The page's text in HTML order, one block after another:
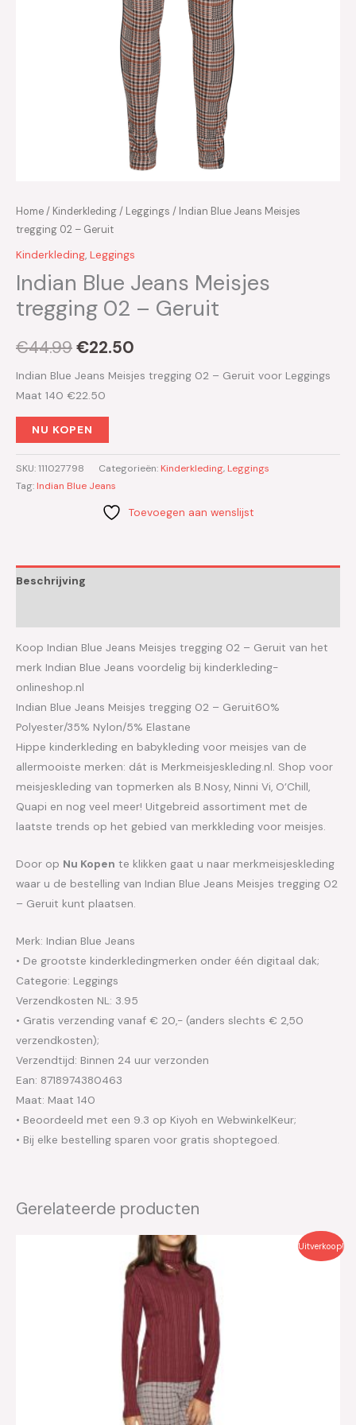
Home/ Kinderkleding/ Leggings / Indian Blue Jeans Meisjes
tregging 02 – Geruit
Kinderkleding, Leggings
Indian Blue Jeans Meisjes
tregging 02 – Geruit
€44.99€22.50
Indian Blue Jeans Meisjes tregging 02 – Geruit voor Leggings
Maat 140 €22.50
NU KOPEN
SKU:111027798 Categorieën: Kinderkleding, Leggings
Tag: Indian Blue Jeans
Toevoegen aan wenslijst
Beschrijving
Koop Indian Blue Jeans Meisjes tregging 02 – Geruit van het
merk Indian Blue Jeans voordelig bij kinderkleding-
onlineshop.nl
Indian Blue Jeans Meisjes tregging 02 – Geruit60%
Polyester/35% Nylon/5% Elastane
Hippe kinderkleding en babykleding voor meisjes van de
allermooiste merken: dát is Merkmeisjeskleding.nl. Shop voor
meisjeskleding van topmerken als B.Nosy, Ninni Vi, O’Chill,
Quapi en nog veel meer! Uitgebreid assortiment met de
laatste trends op het gebied van merkkleding voor meisjes.
Door op Nu Kopen te klikken gaat u naar merkmeisjeskleding
waar u de bestelling van Indian Blue Jeans Meisjes tregging 02
– Geruit kunt plaatsen.
Merk: Indian Blue Jeans
• De grootste kinderkledingmerken onder één digitaal dak;
Categorie: Leggings
Verzendkosten NL: 3.95
• Gratis verzending vanaf € 20,- (anders slechts € 2,50
verzendkosten);
Verzendtijd: Binnen 24 uur verzonden
Ean: 8718974380463
Maat: Maat 140
• Beoordeeld met een 9.3 op Kiyoh en WebwinkelKeur;
• Bij elke bestelling sparen voor gratis shoptegoed.
Gerelateerde producten
Uitverkoop!
€25.00.